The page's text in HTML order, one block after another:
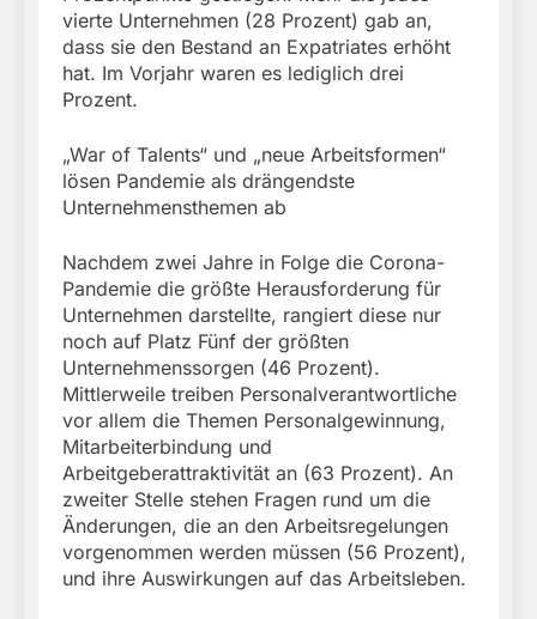
vierte Unternehmen (28 Prozent) gab an,
dass sie den Bestand an Expatriates erhöht
hat. Im Vorjahr waren es lediglich drei
Prozent.
„War of Talents“ und „neue Arbeitsformen“
lösen Pandemie als drängendste
Unternehmensthemen ab
Nachdem zwei Jahre in Folge die Corona-
Pandemie die größte Herausforderung für
Unternehmen darstellte, rangiert diese nur
noch auf Platz Fünf der größten
Unternehmenssorgen (46 Prozent).
Mittlerweile treiben Personalverantwortliche
vor allem die Themen Personalgewinnung,
Mitarbeiterbindung und
Arbeitgeberattraktivität an (63 Prozent). An
zweiter Stelle stehen Fragen rund um die
Änderungen, die an den Arbeitsregelungen
vorgenommen werden müssen (56 Prozent),
und ihre Auswirkungen auf das Arbeitsleben.